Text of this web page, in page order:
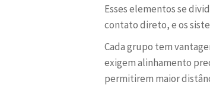
Esses elementos se
contato direto, e os
Cada grupo tem
exigem alinhamento
permitirem maior